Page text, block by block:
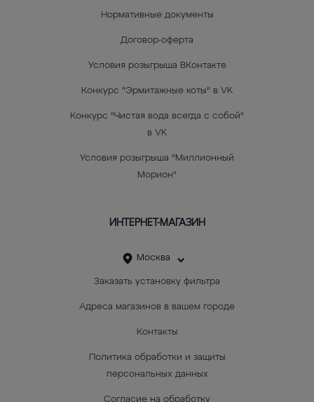
Нормативные документы
Договор-оферта
Условия розыгрыша ВКонтакте
Конкурс "Эрмитажные коты" в VK
Конкурс "Чистая вода всегда с собой"
в VK
Условия розыгрыша "Миллионный
Морион"
ИНТЕРНЕТ-МАГАЗИН
Москва
Заказать установку фильтра
Адреса магазинов в вашем городе
Контакты
Политика обработки и защиты
персональных данных
Согласие на обработку